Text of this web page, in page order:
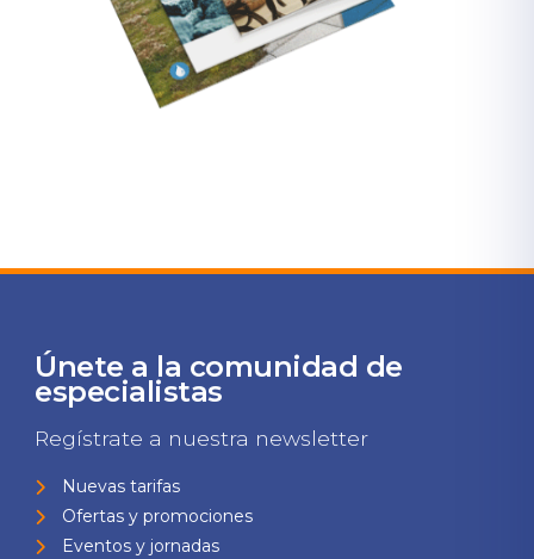
Únete a la comunidad de
especialistas
Regístrate a nuestra newsletter
Nuevas tarifas
Ofertas y promociones
Eventos y jornadas